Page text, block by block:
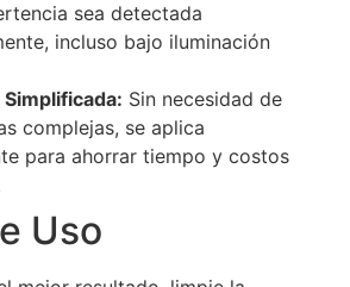
sea detectada
incluso bajo iluminación
Sin necesidad de
complejas, se aplica
para ahorrar tiempo y costos
Uso